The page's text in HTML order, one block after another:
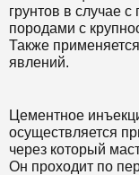
грунтов в случае
породами с
Также
явлений.
Цементное
осуществляется
через который
Он проходит по